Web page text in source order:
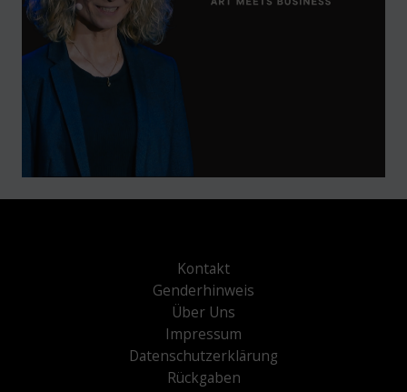
Kontakt
Genderhinweis
Über Uns
Impressum
Datenschutzerklärung
Rückgaben